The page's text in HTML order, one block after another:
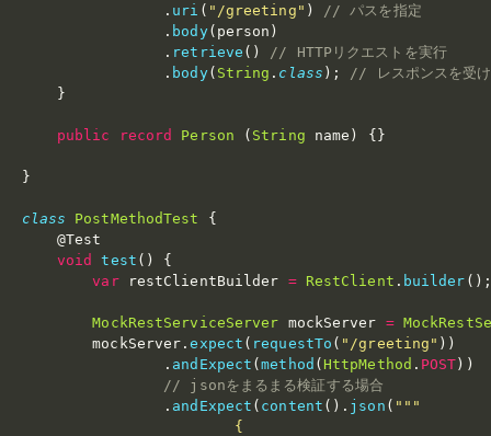
. uri ( "/greeting" )
// パスを指定
. body( person )
. retrieve ( )
// HTTPリクエストを実行
. body( String . class ) ;
// レスポンスを受け
}
public record Person ( String name ) {}
}
class PostMethodTest
{
@Test
void
test ( )
{
var restClientBuilder = RestClient . builder ( ) ;
MockRestServiceServer mockServer =
        mockServer
.expect ( requestTo ( "/greeting" ) )
. andExpect (method ( HttpMethod . POST) )
// jsonをまるまる検証する場合
. andExpect ( content ( ) . json ( """
                        {